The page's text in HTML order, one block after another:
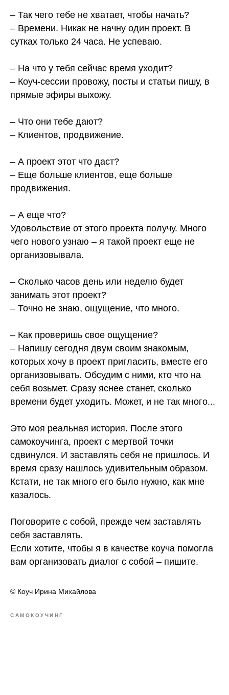
– Так чего тебе не хватает, чтобы начать?
– Времени. Никак не начну один проект. В
сутках только 24 часа. Не успеваю.
– На что у тебя сейчас время уходит?
– Коуч-сессии провожу, посты и статьи пишу, в
прямые эфиры выхожу.
– Что они тебе дают?
– Клиентов, продвижение.
– А проект этот что даст?
– Еще больше клиентов, еще больше
продвижения.
– А еще что?
Удовольствие от этого проекта получу. Много
чего нового узнаю – я такой проект еще не
организовывала.
– Сколько часов день или неделю будет
занимать этот проект?
– Точно не знаю, ощущение, что много.
– Как проверишь свое ощущение?
– Напишу сегодня двум своим знакомым,
которых хочу в проект пригласить, вместе его
организовывать. Обсудим с ними, кто что на
себя возьмет. Сразу яснее станет, сколько
времени будет уходить. Может, и не так много...
Это моя реальная история. После этого
самокоучинга, проект с мертвой точки
сдвинулся. И заставлять себя не пришлось. И
время сразу нашлось удивительным образом.
Кстати, не так много его было нужно, как мне
казалось.
Поговорите с собой, прежде чем заставлять
себя заставлять.
Если хотите, чтобы я в качестве коуча помогла
вам организовать диалог с собой – пишите.
© Коуч Ирина Михайлова
САМОКОУЧИНГ